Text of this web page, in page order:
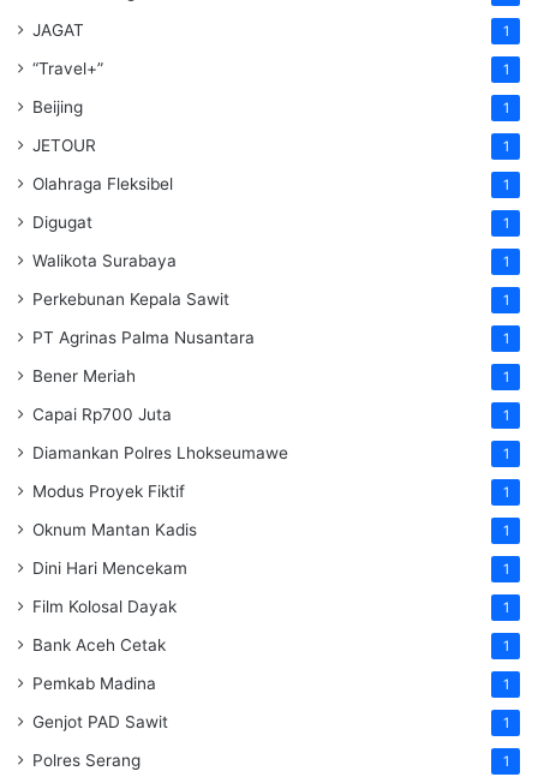
JAGAT 1
“Travel+” 1
Beijing 1
JETOUR 1
Olahraga Fleksibel 1
Digugat 1
Walikota Surabaya 1
Perkebunan Kepala Sawit 1
PT Agrinas Palma Nusantara 1
Bener Meriah 1
Capai Rp700 Juta 1
Diamankan Polres Lhokseumawe 1
Modus Proyek Fiktif 1
Oknum Mantan Kadis 1
Dini Hari Mencekam 1
Film Kolosal Dayak 1
Bank Aceh Cetak 1
Pemkab Madina 1
Genjot PAD Sawit 1
Polres Serang 1